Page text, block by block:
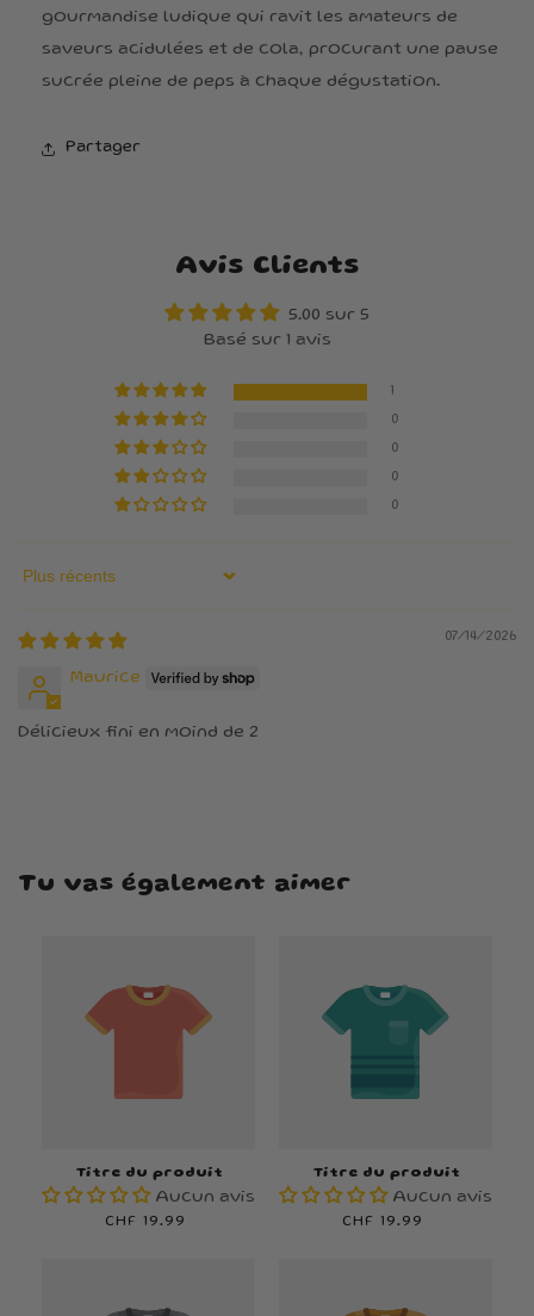
gourmandise ludique qui ravit les amateurs de
saveurs acidulées et de cola, procurant une pause
sucrée pleine de peps à chaque dégustation.
Partager
Avis Clients
5.00 sur 5
Basé sur 1 avis
0
0
0
0
Sort by
07/14/2026
Maurice
Délicieux fini en moind de 2
Tu vas également aimer
Titre du produit
Aucun avis
Prix
CHF 19.99
Titre du produit
Aucun avis
Prix
CHF 19.99